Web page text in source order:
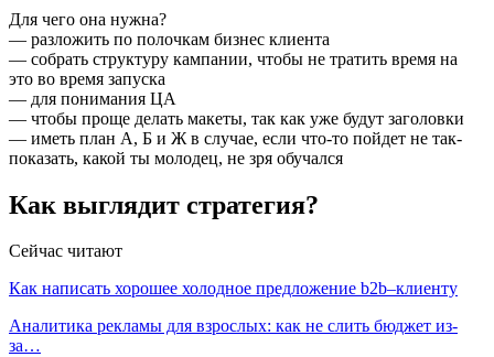
Для чего она нужна?
— разложить по полочкам бизнес клиента
— собрать структуру кампании, чтобы не тратить время на
это во время запуска
— для понимания ЦА
— чтобы проще делать макеты, так как уже будут заголовки
— иметь план А, Б и Ж в случае, если что-то пойдет не так-
показать, какой ты молодец, не зря обучался
Как выглядит стратегия?
Сейчас читают
Как написать хорошее холодное предложение b2b–клиенту
Аналитика рекламы для взрослых: как не слить бюджет из-
за…